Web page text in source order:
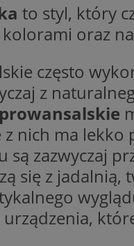
to styl, który
oraz
często
z
nich ma
są zazwyczaj
się z
_clsk
_ga_1ZETYXEVYH
FCCDCF
__gads
ANONCHK
__Secure-
_fbp
openstat_gid
__Secure-YNID
WMF-Uniq